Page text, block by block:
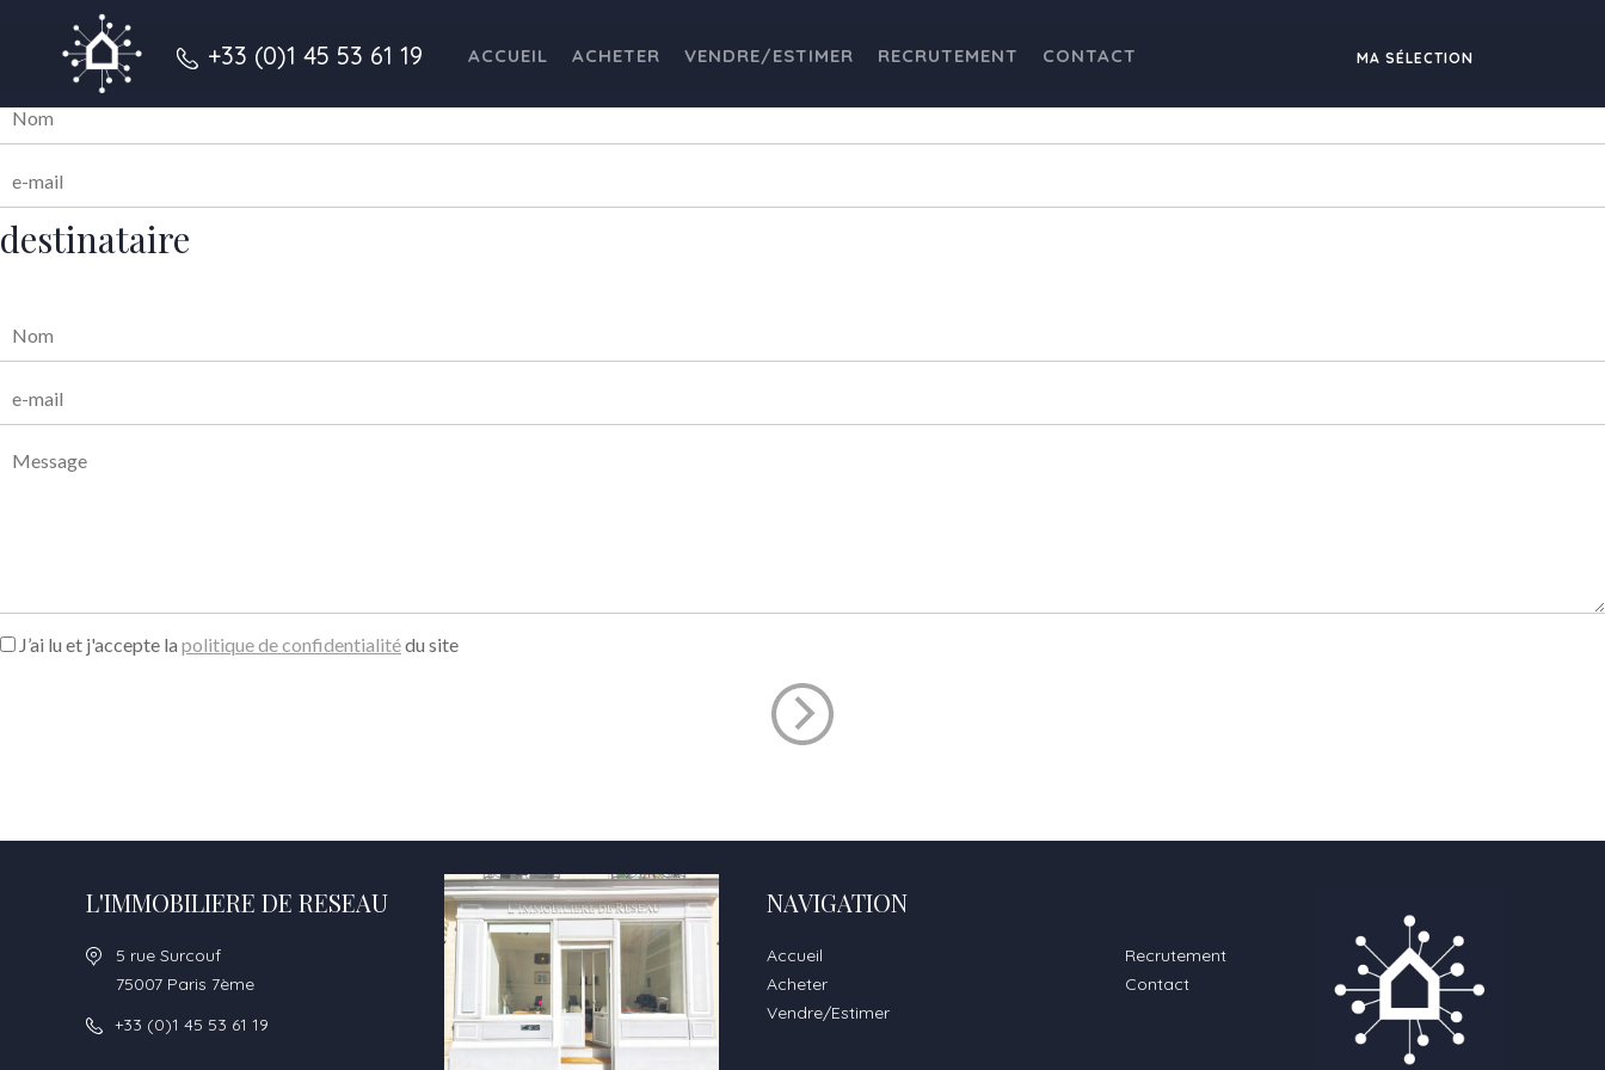
MA SÉLECTION
ACCUEIL ACHETER VENDRE/ESTIMER RECRUTEMENT CONTACT
+33 (0)1 45 53 61 19
expéditeur
destinataire
J’ai lu et j'accepte la politique de confidentialitédu site
L'IMMOBILIERE DE RESEAU
5 rue Surcouf
75007 Paris 7ème
+33 (0)1 45 53 61 19
NAVIGATION
Accueil
Acheter
Vendre/Estimer
Recrutement
Contact